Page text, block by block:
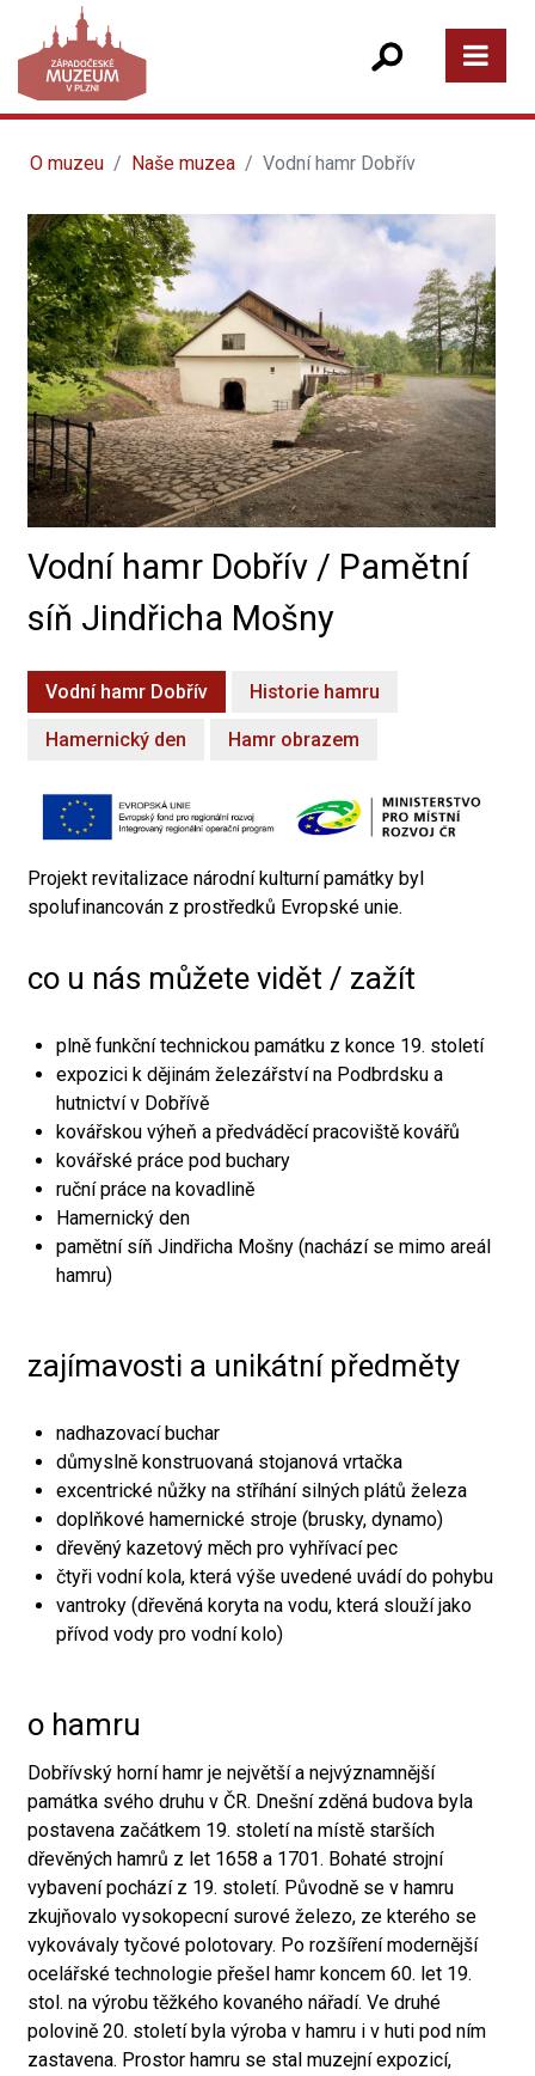
O muzeu Naše muzea Vodní hamr Dobřív
Vodní hamr Dobřív / Pamětní
síň Jindřicha Mošny
Vodní hamr Dobřív Historie hamru
Hamernický den Hamr obrazem
Projekt revitalizace národní kulturní památky byl
spolufinancován z prostředků Evropské unie.
co u nás můžete vidět / zažít
plně funkční technickou památku z konce 19. století
expozici k dějinám železářství na Podbrdsku a
hutnictví v Dobřívě
kovářskou výheň a předváděcí pracoviště kovářů
kovářské práce pod buchary
ruční práce na kovadlině
Hamernický den
pamětní síň Jindřicha Mošny (nachází se mimo areál
hamru)
zajímavosti a unikátní předměty
nadhazovací buchar
důmyslně konstruovaná stojanová vrtačka
excentrické nůžky na stříhání silných plátů železa
doplňkové hamernické stroje (brusky, dynamo)
dřevěný kazetový měch pro vyhřívací pec
čtyři vodní kola, která výše uvedené uvádí do pohybu
vantroky (dřevěná koryta na vodu, která slouží jako
přívod vody pro vodní kolo)
o hamru
Dobřívský horní hamr je největší a nejvýznamnější
památka svého druhu v ČR. Dnešní zděná budova byla
postavena začátkem 19. století na místě starších
dřevěných hamrů z let 1658 a 1701. Bohaté strojní
vybavení pochází z 19. století. Původně se v hamru
zkujňovalo vysokopecní surové železo, ze kterého se
vykovávaly tyčové polotovary. Po rozšíření modernější
ocelářské technologie přešel hamr koncem 60. let 19.
stol. na výrobu těžkého kovaného nářadí. Ve druhé
polovině 20. století byla výroba v hamru i v huti pod ním
zastavena. Prostor hamru se stal muzejní expozicí,